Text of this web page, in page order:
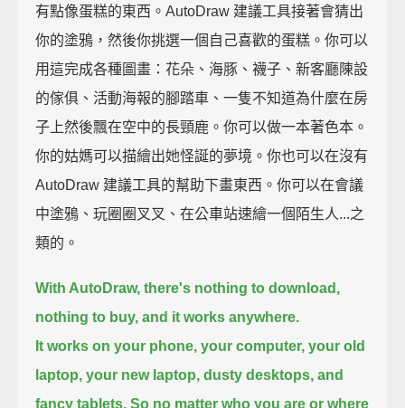
有點像蛋糕的東西。AutoDraw 建議工具接著會猜出
你的塗鴉，然後你挑選一個自己喜歡的蛋糕。你可以
用這完成各種圖畫：花朵、海豚、襪子、新客廳陳設
的傢俱、活動海報的腳踏車、一隻不知道為什麼在房
子上然後飄在空中的長頸鹿。你可以做一本著色本。
你的姑媽可以描繪出她怪誕的夢境。你也可以在沒有
AutoDraw 建議工具的幫助下畫東西。你可以在會議
中塗鴉、玩圈圈叉叉、在公車站速繪一個陌生人...之
類的。
With AutoDraw, there's nothing to download,
nothing to buy, and it works anywhere.
It works on your phone, your computer, your old
laptop, your new laptop, dusty desktops, and
fancy tablets. So no matter who you are or where